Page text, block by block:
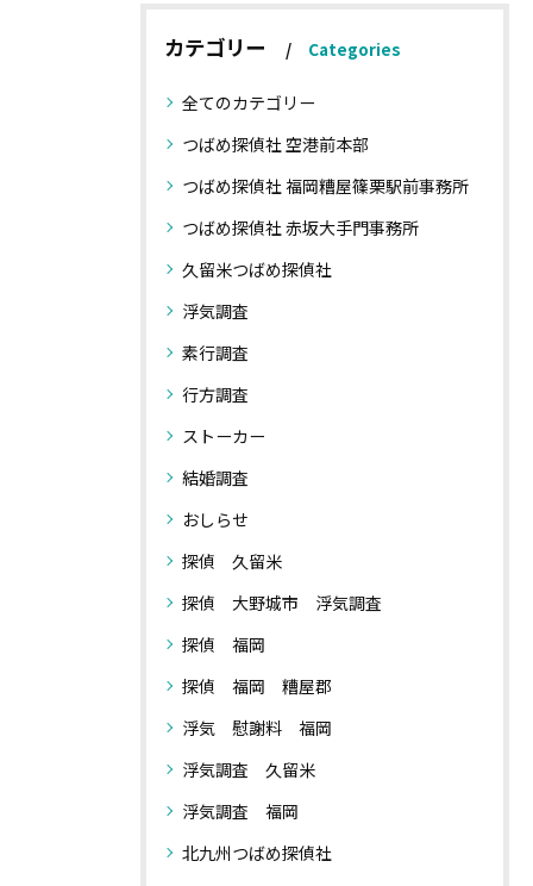
カテゴリー Categories
全てのカテゴリー
つばめ探偵社 空港前本部
つばめ探偵社 福岡糟屋篠栗駅前事務所
つばめ探偵社 赤坂大手門事務所
久留米つばめ探偵社
浮気調査
素行調査
行方調査
ストーカー
結婚調査
おしらせ
探偵 久留米
探偵 大野城市 浮気調査
探偵 福岡
探偵 福岡 糟屋郡
浮気 慰謝料 福岡
浮気調査 久留米
浮気調査 福岡
北九州つばめ探偵社